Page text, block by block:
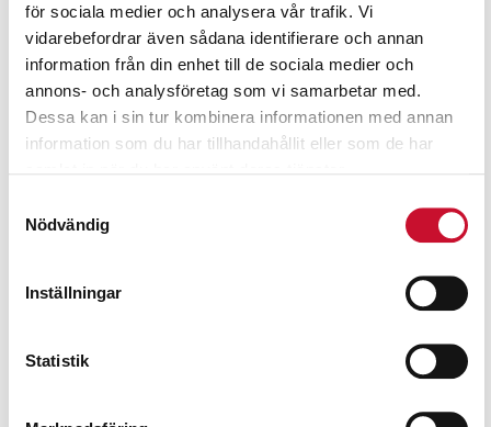
för sociala medier och analysera vår trafik. Vi
vidarebefordrar även sådana identifierare och annan
information från din enhet till de sociala medier och
annons- och analysföretag som vi samarbetar med.
Dessa kan i sin tur kombinera informationen med annan
information som du har tillhandahållit eller som de har
Nödvändig
Inställningar
Statistik
Relaterade produkter